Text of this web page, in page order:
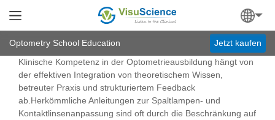
Optometry School Education
Jetzt kaufen
Klinische Kompetenz in der Optometrieausbildung hängt von
der effektiven Integration von theoretischem Wissen,
betreuter Praxis und strukturiertem Feedback
ab.Herkömmliche Anleitungen zur Spaltlampen- und
Kontaktlinsenanpassung sind oft durch die Beschränkung auf